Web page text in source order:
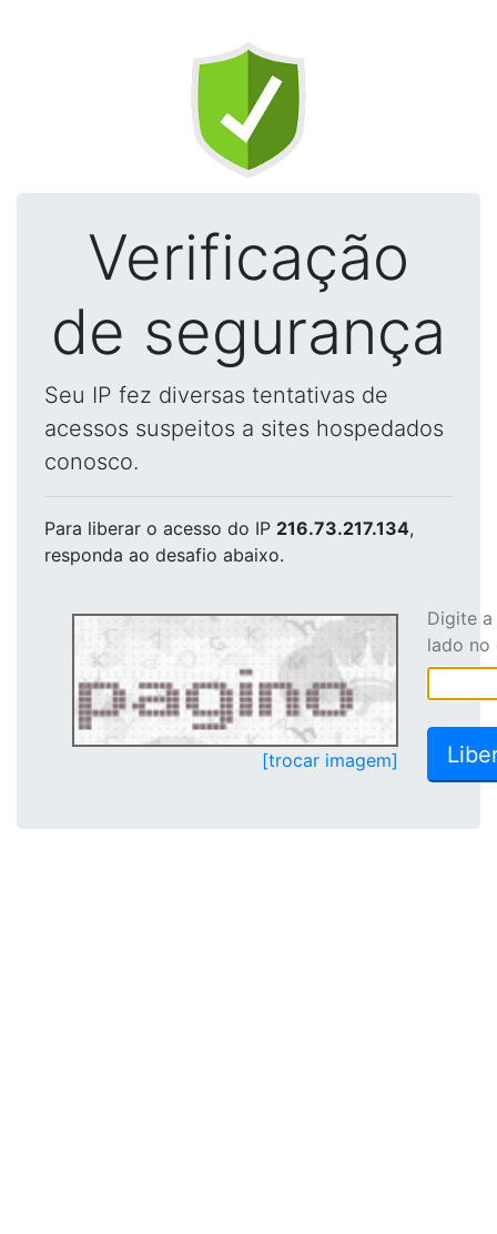
Verificação
de segurança
Seu IP fez diversas tentativas de
acessos suspeitos a sites hospedados
conosco.
Para liberar o acesso do IP 216.73.217.134,
responda ao desafio abaixo.
[trocar imagem]
Digite
lado no